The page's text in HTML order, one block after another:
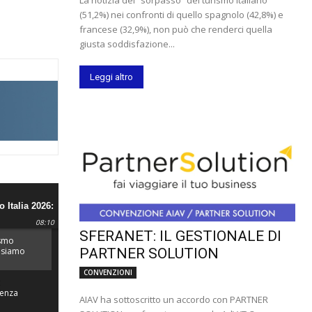
Italia 2026:
08:10
(51,2%) nei confronti di quello spagnolo (42,8%) e
francese (32,9%), non può che renderci quella
giusta soddisfazione...
Leggi altro
SFERANET: IL GESTIONALE DI
PARTNER SOLUTION
CONVENZIONI
AIAV ha sottoscritto un accordo con PARTNER